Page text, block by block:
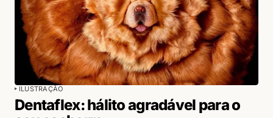
ILUSTRAÇÃO
Dentaflex: hálito agradável para o